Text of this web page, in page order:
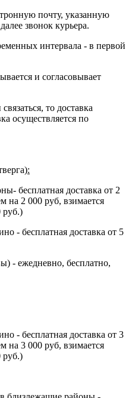
почту, указанную
звонок курьера.
интервала - в первой
и согласовывает
то доставка
осуществляется по
):
бесплатная доставка от 2
на 2 000 руб, взимается
руб.)
- бесплатная доставка от 5
- ежедневно, бесплатно,
- бесплатная доставка от 3
на 3 000 руб, взимается
руб.)